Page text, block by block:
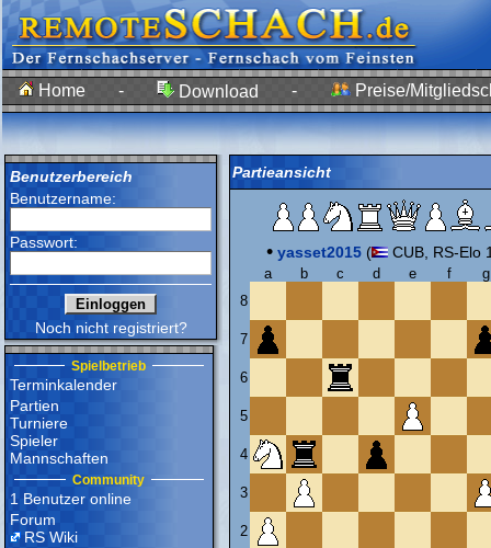
Home - Download - Preise/
Benutzerbereich
Benutzername:
Passwort:
Noch nicht registriert?
Spielbetrieb
Terminkalender
Partien
Turniere
Spieler
Mannschaften
Community
1 Benutzer online
Forum
RS Wiki
Partieansicht
• yasset2015( CUB, RS-Elo
a b c d e f
g
8
7
6
5
4
3
2